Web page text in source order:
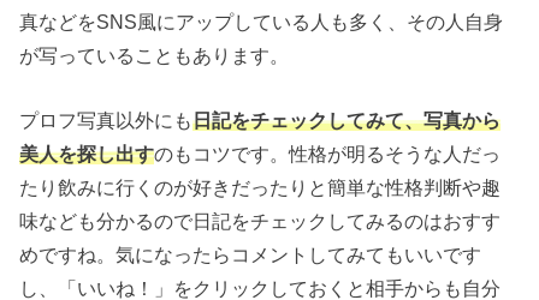
真などをSNS風にアップしている人も多く、その人自身
が写っていることもあります。
プロフ写真以外にも日記をチェックしてみて、写真から
美人を探し出すのもコツです。性格が明るそうな人だっ
たり飲みに行くのが好きだったりと簡単な性格判断や趣
味なども分かるので日記をチェックしてみるのはおすす
めですね。気になったらコメントしてみてもいいです
し、「いいね！」をクリックしておくと相手からも自分